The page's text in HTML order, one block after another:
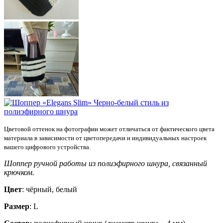
Цветовой оттенок на фотографии может отличаться от фактического цвета
материала в зависимости от цветопередачи и индивидуальных настроек
вашего цифрового устройства.
Шоппер ручной работы из полиэфирного шнура, связанный
крючком.
Цвет: чёрный, белый
Размер: L